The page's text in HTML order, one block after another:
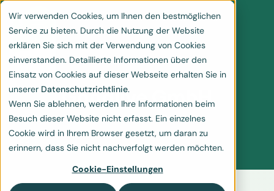
Wir verwenden Cookies, um Ihnen den bestmöglichen
Service zu bieten. Durch die Nutzung der Website
erklären Sie sich mit der Verwendung von Cookies
einverstanden. Detaillierte Informationen über den
Einsatz von Cookies auf dieser Webseite erhalten Sie in
unserer Datenschutzrichtlinie.
Wenn Sie ablehnen, werden Ihre Informationen beim
Besuch dieser Website nicht erfasst. Ein einzelnes
Cookie wird in Ihrem Browser gesetzt, um daran zu
erinnern, dass Sie nicht nachverfolgt werden möchten.
Cookie-Einstellungen
Goodlive GmbH